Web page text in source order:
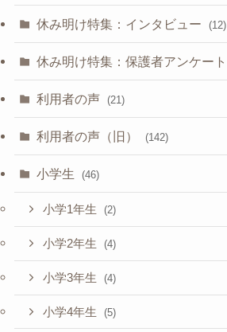
休み明け特集：インタビュー (12)
休み明け特集：保護者アンケート
利用者の声 (21)
利用者の声（旧） (142)
小学生 (46)
小学1年生 (2)
小学2年生 (4)
小学3年生 (4)
小学4年生 (5)